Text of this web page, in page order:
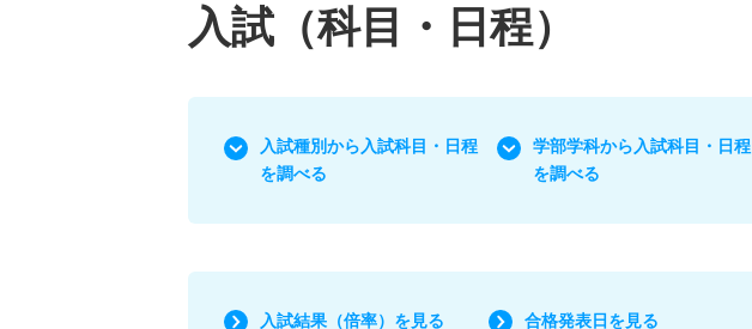
入試（科目・日程）
入試種別から入試科目・日程
を調べる
学部学科から入試科目・日程
を調べる
入試結果（倍率）を見る 合格発表日を見る